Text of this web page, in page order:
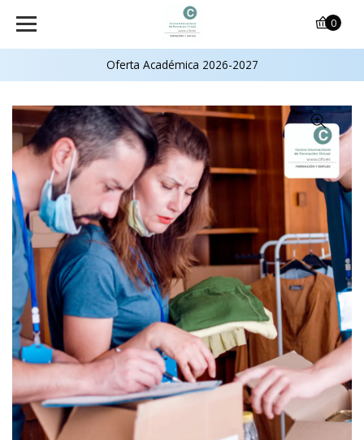
Oferta Académica 2026-2027
0